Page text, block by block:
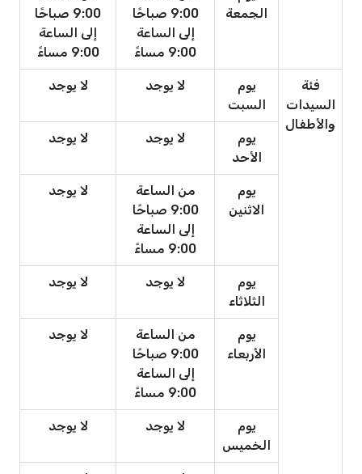
الجمعة
9:00 صباحًا
إلى الساعة
9:00 مساءً
9:00 صباحًا
إلى الساعة
9:00 مساءً
فئة
السيدات
والأطفال
يوم
السبت
لا يوجد لا يوجد
يوم
الأحد
لا يوجد لا يوجد
يوم
الاثنين
من الساعة
9:00 صباحًا
إلى الساعة
9:00 مساءً
لا يوجد
يوم
الثلاثاء
لا يوجد لا يوجد
يوم
الأربعاء
من الساعة
9:00 صباحًا
إلى الساعة
9:00 مساءً
لا يوجد
يوم
الخميس
لا يوجد لا يوجد